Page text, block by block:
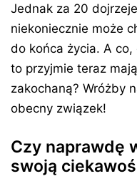
Jednak za 20
niekoniecznie może
do końca życia. A
to przyjmie teraz
zakochaną? Wróżby
obecny związek!
Czy naprawdę
swoją